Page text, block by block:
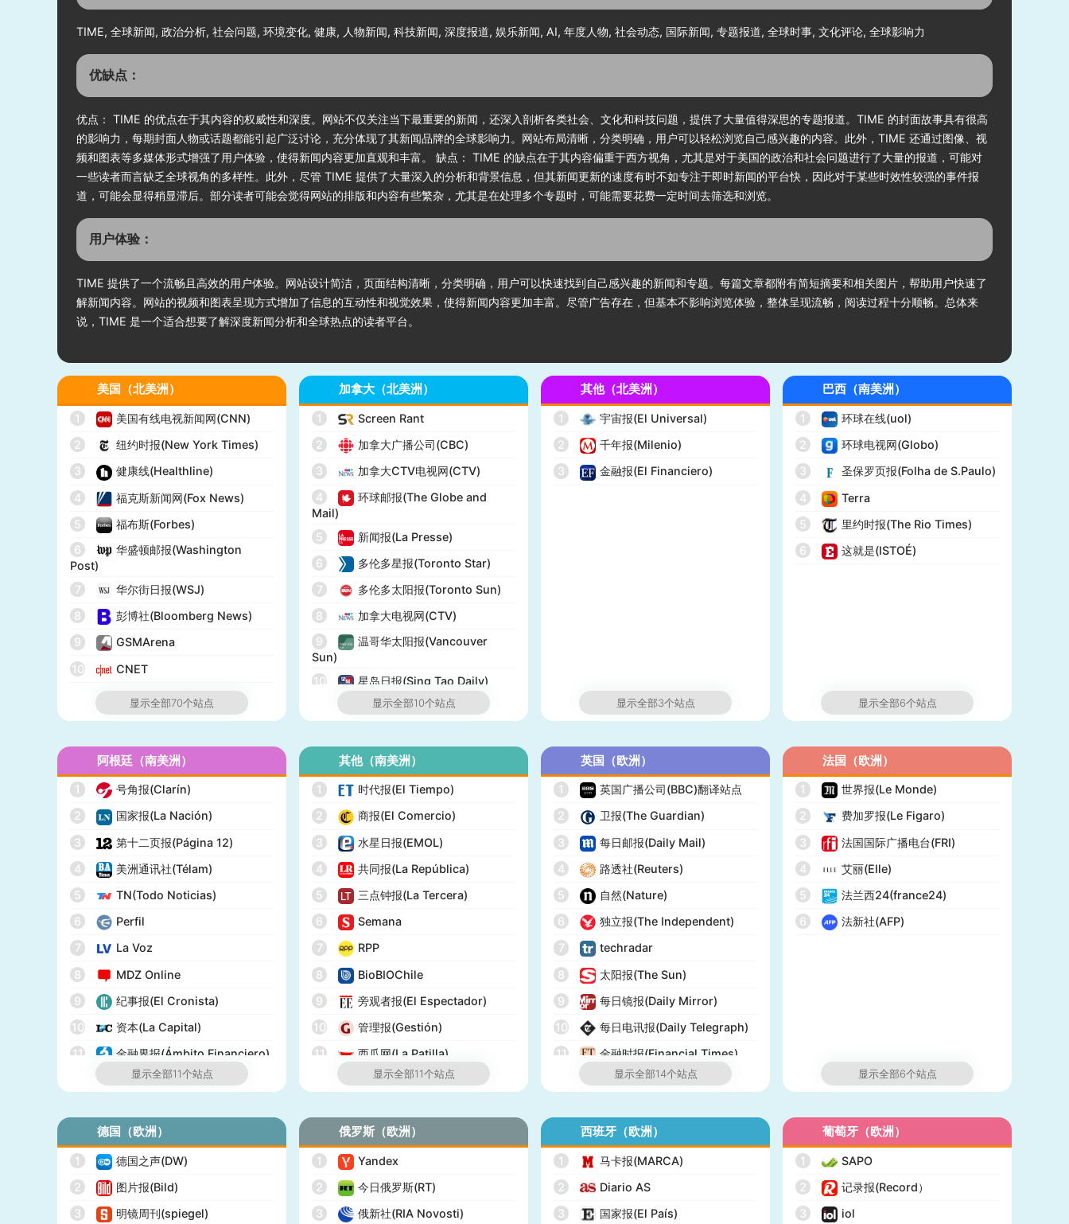
TIME, 全球新闻, 政治分析, 社会问题, 环境变化, 健康, 人物新闻, 科技新闻, 深度报道, 娱乐新闻, AI, 年度人物, 社会动态, 国际新闻, 专题报道, 全球时事, 文化评论, 全球影响力
优缺点：
优点： TIME 的优点在于其内容的权威性和深度。网站不仅关注当下最重要的新闻，还深入剖析各类社会、文化和科技问题，提供了大量值得深思的专题报道。TIME 的封面故事具有很高
的影响力，每期封面人物或话题都能引起广泛讨论，充分体现了其新闻品牌的全球影响力。网站布局清晰，分类明确，用户可以轻松浏览自己感兴趣的内容。此外，TIME 还通过图像、视
频和图表等多媒体形式增强了用户体验，使得新闻内容更加直观和丰富。 缺点： TIME 的缺点在于其内容偏重于西方视角，尤其是对于美国的政治和社会问题进行了大量的报道，可能对
一些读者而言缺乏全球视角的多样性。此外，尽管 TIME 提供了大量深入的分析和背景信息，但其新闻更新的速度有时不如专注于即时新闻的平台快，因此对于某些时效性较强的事件报
道，可能会显得稍显滞后。部分读者可能会觉得网站的排版和内容有些繁杂，尤其是在处理多个专题时，可能需要花费一定时间去筛选和浏览。
用户体验：
TIME 提供了一个流畅且高效的用户体验。网站设计简洁，页面结构清晰，分类明确，用户可以快速找到自己感兴趣的新闻和专题。每篇文章都附有简短摘要和相关图片，帮助用户快速了
解新闻内容。网站的视频和图表呈现方式增加了信息的互动性和视觉效果，使得新闻内容更加丰富。尽管广告存在，但基本不影响浏览体验，整体呈现流畅，阅读过程十分顺畅。总体来
说，TIME 是一个适合想要了解深度新闻分析和全球热点的读者平台。
美国（北美洲）
1
美国有线电视新闻网(CNN)
2
纽约时报(New York Times)
3
健康线(Healthline)
4
福克斯新闻网(Fox News)
5
福布斯(Forbes)
6
华盛顿邮报(Washington
Post)
7
华尔街日报(WSJ)
8
彭博社(Bloomberg News)
9
GSMArena
10
CNET
纽约邮报(New York Post)
12
网络医生(WebMD)
13
市场观察(MarketWatch)
14
IGN
15
GameSpot
16
17
18
全国公共广播电台(NPR)
19
美国广播公司(ABC)
20
News)
21
CBS Sports
22
全国广播公司(NBC)
23
The Verge
24
PCMag
休斯顿纪事报(Houston
Chronicle)
26
赫芬顿邮报(Huffpost)
27
零对冲(Zero Hedge)
28
BitChute
29
人物(People)
显示全部70个站点
加拿大（北美洲）
1
Screen Rant
2
加拿大广播公司(CBC)
3
加拿大CTV电视网(CTV)
4
环球邮报(The Globe and
Mail)
5
新闻报(La Presse)
6
多伦多星报(Toronto Star)
7
多伦多太阳报(Toronto Sun)
8
加拿大电视网(CTV)
9
温哥华太阳报(Vancouver
Sun)
10
星岛日报(Sing Tao Daily)
显示全部10个站点
其他（北美洲）
1
宇宙报(El Universal)
2
千年报(Milenio)
3
金融报(El Financiero)
显示全部3个站点
巴西（南美洲）
1
环球在线(uol)
2
环球电视网(Globo)
3
圣保罗页报(Folha de S.Paulo)
4
Terra
5
里约时报(The Rio Times)
6
这就是(ISTOÉ)
显示全部6个站点
阿根廷（南美洲）
1
号角报(Clarín)
2
国家报(La Nación)
3
第十二页报(Página 12)
4
美洲通讯社(Télam)
5
TN(Todo Noticias)
6
Perfil
7
La Voz
8
MDZ Online
9
纪事报(El Cronista)
10
资本(La Capital)
11
金融界报(Ámbito Financiero)
显示全部11个站点
其他（南美洲）
1
时代报(El Tiempo)
2
商报(El Comercio)
3
水星日报(EMOL)
4
共同报(La República)
5
三点钟报(La Tercera)
6
Semana
7
RPP
8
BioBIOChile
9
旁观者报(El Espectador)
10
管理报(Gestión)
11
西瓜网(La Patilla)
显示全部11个站点
英国（欧洲）
1
英国广播公司(BBC)翻译站点
2
卫报(The Guardian)
3
每日邮报(Daily Mail)
4
路透社(Reuters)
5
自然(Nature)
6
独立报(The Independent)
7
techradar
8
太阳报(The Sun)
9
每日镜报(Daily Mirror)
10
每日电讯报(Daily Telegraph)
11
金融时报(Financial Times)
经济学人(The Economist)
英国UK榜(Official Charts)
显示全部14个站点
法国（欧洲）
1
世界报(Le Monde)
2
费加罗报(Le Figaro)
3
法国国际广播电台(FRI)
4
艾丽(Elle)
5
法兰西24(france24)
6
法新社(AFP)
显示全部6个站点
德国（欧洲）
1
德国之声(DW)
2
图片报(Bild)
3
明镜周刊(spiegel)
俄罗斯（欧洲）
1
Yandex
2
今日俄罗斯(RT)
3
俄新社(RIA Novosti)
西班牙（欧洲）
1
马卡报(MARCA)
2
Diario AS
3
国家报(El País)
葡萄牙（欧洲）
1
SAPO
2
记录报(Record）
3
iol